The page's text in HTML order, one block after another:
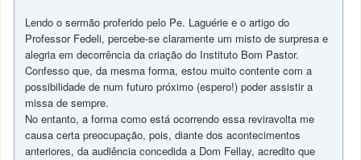
Lendo o sermão proferido pelo Pe. Laguérie e o artigo do
Professor Fedeli, percebe-se claramente um misto de surpresa e
alegria em decorrência da criação do Instituto Bom Pastor.
Confesso que, da mesma forma, estou muito contente com a
possibilidade de num futuro próximo (espero!) poder assistir a
missa de sempre.
No entanto, a forma como está ocorrendo essa reviravolta me
causa certa preocupação, pois, diante dos acontecimentos
anteriores, da audiência concedida a Dom Fellay, acredito que